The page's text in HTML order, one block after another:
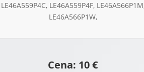
LE46A559P4C, LE46A559P4F,
LE46A566P1W,
Cena: 10 €